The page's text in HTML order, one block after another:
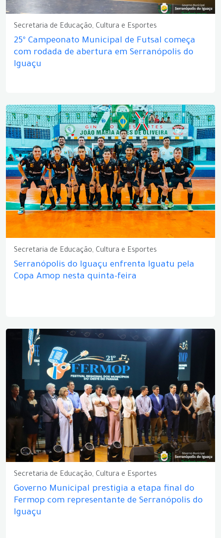
Secretaria de Educação, Cultura e Esportes
25º Campeonato Municipal de Futsal começa
com rodada de abertura em Serranópolis do
Iguaçu
Secretaria de Educação, Cultura e Esportes
Serranópolis do Iguaçu enfrenta Iguatu pela
Copa Amop nesta quinta-feira
Secretaria de Educação, Cultura e Esportes
Governo Municipal prestigia a etapa final do
Fermop com representante de Serranópolis do
Iguaçu